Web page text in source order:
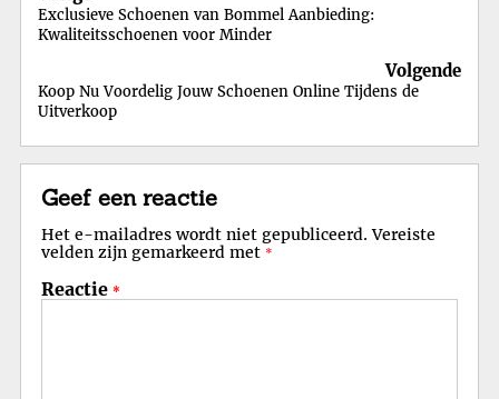
Exclusieve Schoenen van Bommel Aanbieding:
Kwaliteitsschoenen voor Minder
Volgende
Koop Nu Voordelig Jouw Schoenen Online Tijdens de
Uitverkoop
Geef een reactie
Het e-mailadres wordt niet gepubliceerd. Vereiste
velden zijn gemarkeerd met *
Reactie *